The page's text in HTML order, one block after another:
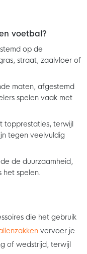
voetbal?
op de
straat, zaalvloer of
maten, afgestemd
spelen vaak met
topprestaties, terwijl
tegen veelvuldig
de duurzaamheid,
het spelen.
die het gebruik
vervoer je
of wedstrijd, terwijl